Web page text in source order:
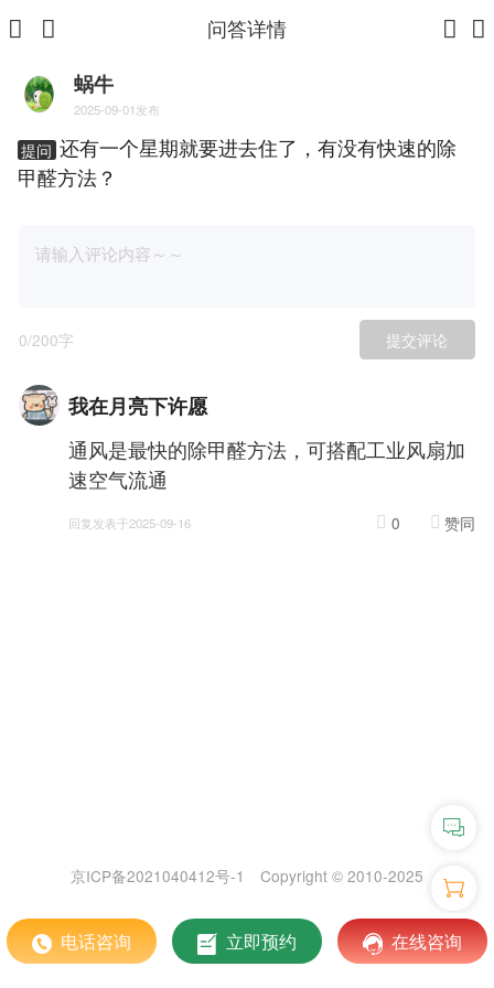
问答详情
蜗牛
2025-09-01发布
提问 还有一个星期就要进去住了，有没有快速的除
甲醛方法？
0/200字 提交评论
我在月亮下许愿
通风是最快的除甲醛方法，可搭配工业风扇加
速空气流通
回复发表于2025-09-16 0 赞同
京ICP备2021040412号-1 Copyright © 2010-2025
电话咨询 立即预约 在线咨询